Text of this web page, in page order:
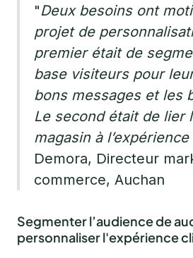
"Deux besoins ont
projet de
premier était de
base visiteurs pour
bons messages et les
Le second était de lier
magasin à
Demora, Directeur
commerce, Auchan
Segmenter l’audience de
personnaliser l'expérience